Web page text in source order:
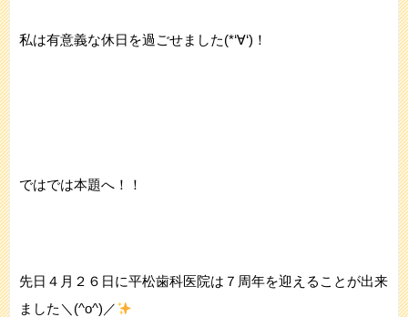
私は有意義な休日を過ごせました(*‘∀‘)！
ではでは本題へ！！
先日４月２６日に平松歯科医院は７周年を迎えることが出来
ました＼(^o^)／